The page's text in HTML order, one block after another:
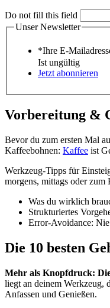
Do not fill this field
Unser Newsletter
*Ihre E-
Ist ungültig
Jetzt abonnieren
Vorbereitung &
Bevor du zum ersten Mal
Kaffeebohnen: Kaffee ist
Werkzeug-Tipps für
morgens, mittags oder
Was du wirklich
Strukturiertes
Error-Avoidance:
Die 10 besten
Mehr als Knopfdruck:
liegt an deinem Werkzeug,
Anfassen und Genießen.